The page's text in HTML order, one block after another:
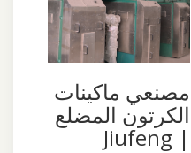
مصنعي ماكينات
الكرتون المضلع
| Jiufeng